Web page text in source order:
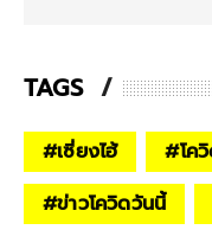
TAGS
#เซี่ยงไฮ้ #โค
#ข่าวโควิดวันนี้